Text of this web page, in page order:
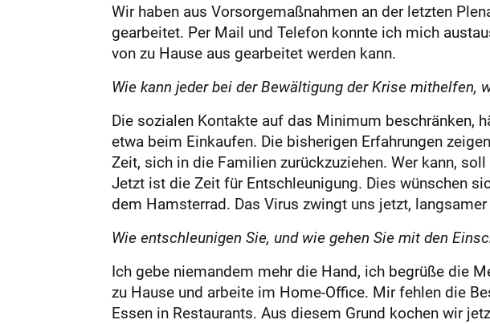
Wir haben aus Vorsorgemaßnahmen an der letzten
gearbeitet. Per Mail und Telefon konnte ich mich
von zu Hause aus gearbeitet werden kann.
Wie kann jeder bei der Bewältigung der Krise mithelfen,
Die sozialen Kontakte auf das Minimum beschränken,
etwa beim Einkaufen. Die bisherigen Erfahrungen
Zeit, sich in die Familien zurückzuziehen. Wer kann,
Jetzt ist die Zeit für Entschleunigung. Dies wünschen
dem Hamsterrad. Das Virus zwingt uns jetzt, langsamer
Wie entschleunigen Sie, und wie gehen Sie mit den
Ich gebe niemandem mehr die Hand, ich begrüße die
zu Hause und arbeite im Home-Office. Mir fehlen die
Essen in Restaurants. Aus diesem Grund kochen wir